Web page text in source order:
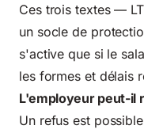
Ces trois textes —
un socle de
s'active que si le
les formes et délais
L'employeur peut-il
Un refus est